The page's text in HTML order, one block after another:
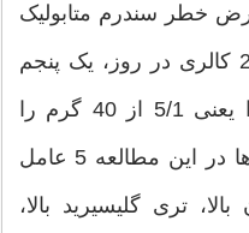
نفر در معرض خطر سندرم متابولیک
تحت یک رژیم حفظ وزن 2000 کالری در روز، یک پنجم
میزان چربی مورد نیاز خود را یعنی 5/1 از 40 گرم را
روغن دریافت کردند. آزمودنی‌ها در این مطالعه 5 عامل
تری گلیسیرید بالا،